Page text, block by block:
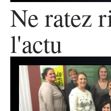
Ne ratez
l'actu